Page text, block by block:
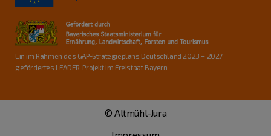
Ein im Rahmen des GAP-Strategieplans Deutschland 2023 – 2027
gefördertes LEADER-Projekt im Freistaat Bayern.
© Altmühl-Jura